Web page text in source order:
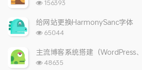
次
数:
156393
给网站更换HarmonySanc字体
浏
次
数:
65044
主流博客系统搭建（WordPress
浏
48635